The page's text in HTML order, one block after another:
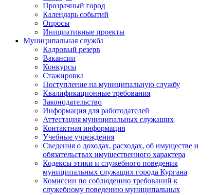
Прозрачный город
Календарь событий
Опросы
Инициативные проекты
Муниципальная служба
Кадровый резерв
Вакансии
Конкурсы
Стажировка
Поступление на муниципальную службу
Квалификационные требования
Законодательство
Информация для работодателей
Аттестация муниципальных служащих
Контактная информация
Учебные учреждения
Сведения о доходах, расходах, об имуществе и
обязательствах имущественного характера
Кодексы этики и служебного поведения
муниципальных служащих города Кургана
Комиссии по соблюдению требований к
служебному поведению муниципальных